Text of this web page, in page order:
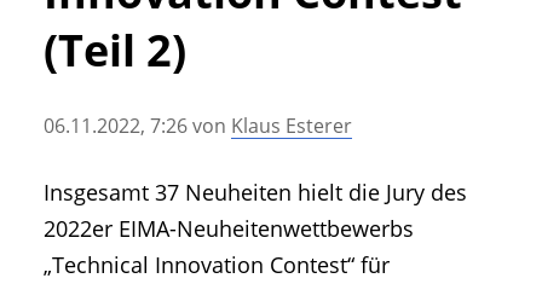
• Messen und Veranstaltungen
• Agritechnica Neuheiten Archiv
(Teil 2)
06.11.2022, 7:26von Klaus Esterer
Insgesamt 37 Neuheiten hielt die Jury des
2022er EIMA-Neuheitenwettbewerbs
„Technical Innovation Contest“ für